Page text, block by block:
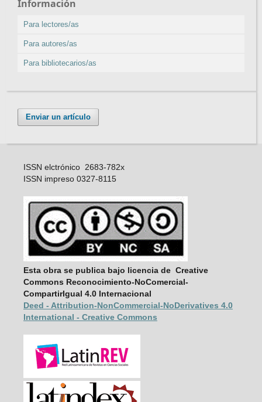
Información
Para lectores/as
Para autores/as
Para bibliotecarios/as
Enviar un artículo
ISSN elctrónico 2683-782x
ISSN impreso 0327-8115
Esta obra se publica bajo licencia de Creative
Commons Reconocimiento-NoComercial-
CompartirIgual 4.0 Internacional
Deed - Attribution-NonCommercial-NoDerivatives 4.0
International - Creative Commons